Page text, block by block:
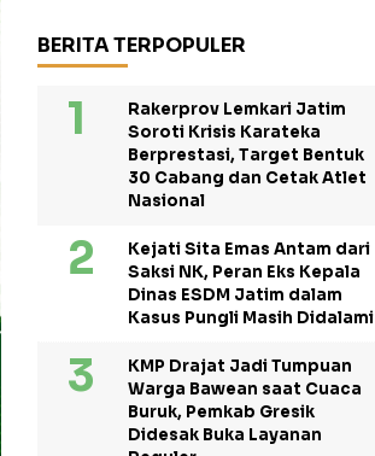
BERITA TERPOPULER
Rakerprov Lemkari Jatim
Soroti Krisis Karateka
Berprestasi, Target Bentuk
30 Cabang dan Cetak Atlet
Nasional
Kejati Sita Emas Antam dari
Saksi NK, Peran Eks Kepala
Dinas ESDM Jatim dalam
Kasus Pungli Masih Didalami
KMP Drajat Jadi Tumpuan
Warga Bawean saat Cuaca
Buruk, Pemkab Gresik
Didesak Buka Layanan